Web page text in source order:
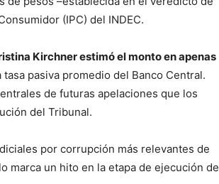
(IPC) del INDEC.
Kirchner estimó el monto en apenas
pasiva promedio del Banco Central.
de futuras apelaciones que los
del Tribunal.
por corrupción más relevantes de
marca un hito en la etapa de ejecución de